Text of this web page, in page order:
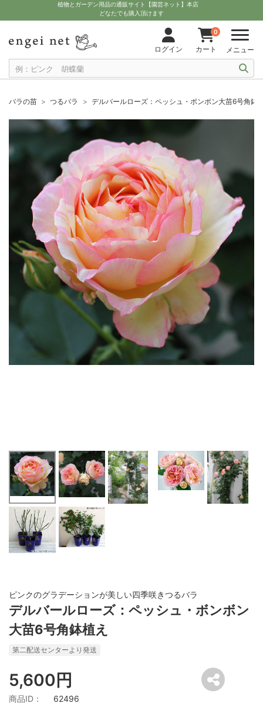
植物とガーデン用品の通販サイト【園芸ネット】本店
どなたでも購入頂けます
ログイン
0
カート メニュー
バラの苗 つるバラ デルバールローズ：ペッシュ・ボンボン大苗6号角鉢
ピンクのグラデーションが美しい四季咲きつるバラ
デルバールローズ：ペッシュ・ボンボン
大苗6号角鉢植え
第二配送センターより発送
5,600円
商品ID： 62496